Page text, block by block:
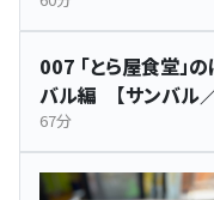
007 「とら屋食堂」
バル編 【サンバル／
67分